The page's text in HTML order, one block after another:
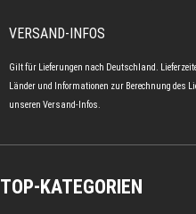
VERSAND-INFOS
Gilt für Lieferungen nach Deutschland.
Länder und Informationen zur Berechnung des
unseren Versand-Infos
TOP-KATEGORIEN